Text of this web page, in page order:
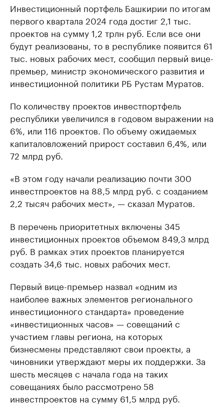
Инвестиционный портфель Башкирии по итогам
первого квартала 2024 года достиг 2,1 тыс.
проектов на сумму 1,2 трлн руб. Если все они
будут реализованы, то в республике появится 61
тыс. новых рабочих мест, сообщил первый вице-
премьер, министр экономического развития и
инвестиционной политики РБ Рустам Муратов.
По количеству проектов инвестпортфель
республики увеличился в годовом выражении на
6%, или 116 проектов. По объему ожидаемых
капиталовложений прирост составил 6,4%, или
72 млрд руб.
«В этом году начали реализацию почти 300
инвестпроектов на 88,5 млрд руб. с созданием
2,2 тысяч рабочих мест», — сказал Муратов.
В перечень приоритетных включены 345
инвестиционных проектов объемом 849,3 млрд
руб. В рамках этих проектов планируется
создать 34,6 тыс. новых рабочих мест.
Первый вице-премьер назвал «одним из
наиболее важных элементов регионального
инвестиционного стандарта» проведение
«инвестиционных часов» — совещаний с
участием главы региона, на которых
бизнесмены представляют свои проекты, а
чиновники утверждают меры их поддержки. За
шесть месяцев с начала года на таких
совещаниях было рассмотрено 58
инвестпроектов на сумму 61,5 млрд руб.